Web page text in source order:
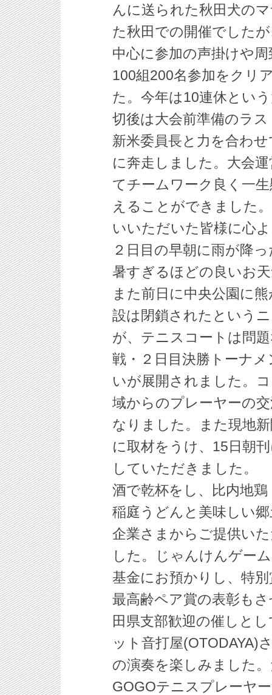
んに送られた秋田犬の
た秋田での開催でした
中心に参加の声掛けや
100組200名参加をクリ
た。今年は10連休とい
切後は大会前準備のラ
新米委員長と力を合わ
に奔走しました。大会
てチームワーク良く一
えることができました
いいただいた皆様に心
２日目の早朝に雨が降
暑すぎるほどの良いお
また前日に中央公園に
設は閉鎖されたという
が、テニスコートは問
戦・２日目決勝トーナ
いが展開されました。
域からのプレーヤーの
なりました。また現地
に取材をうけ、15日朝
していただきました。
酒で乾杯をし、比内地
稲庭うどんと美味しい
企業さまからご提供い
した。じゃんけんゲー
基金にお預かりし、特
最高齢ペア賞の表彰も
田県支部歓迎の催しと
ット音打屋(OTODAYA)
の演奏を楽しみました
GOGOテニスプレーヤ